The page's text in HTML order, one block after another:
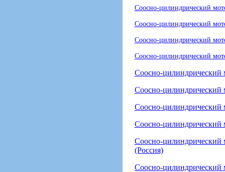
Соосно-цилиндрический
Соосно-цилиндрический
Соосно-цилиндрический
Соосно-цилиндрический
Соосно-цилиндрический
Соосно-цилиндрический
Соосно-цилиндрический
Соосно-цилиндрический
Соосно-
(Россия)
Соосно-